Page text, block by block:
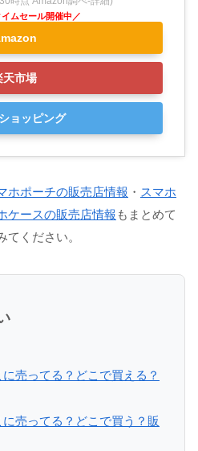
天市場
ョッピング
ホポーチの販売店情報 ・ スマホ
ケースの販売店情報 もまとめて
ください。
売ってる？どこで買える？
売ってる？どこで買う？販